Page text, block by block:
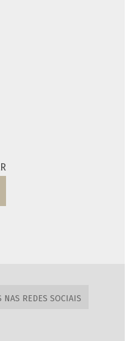
NAS REDES SOCIAIS